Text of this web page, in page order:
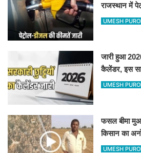
राजस्थान में
जानिए
UMESH
जारी हुआ
कैलेंडर, इस
अवकाश, देखें
UMESH
फसल बीमा
किसान का
500-500 रुपए
UMESH